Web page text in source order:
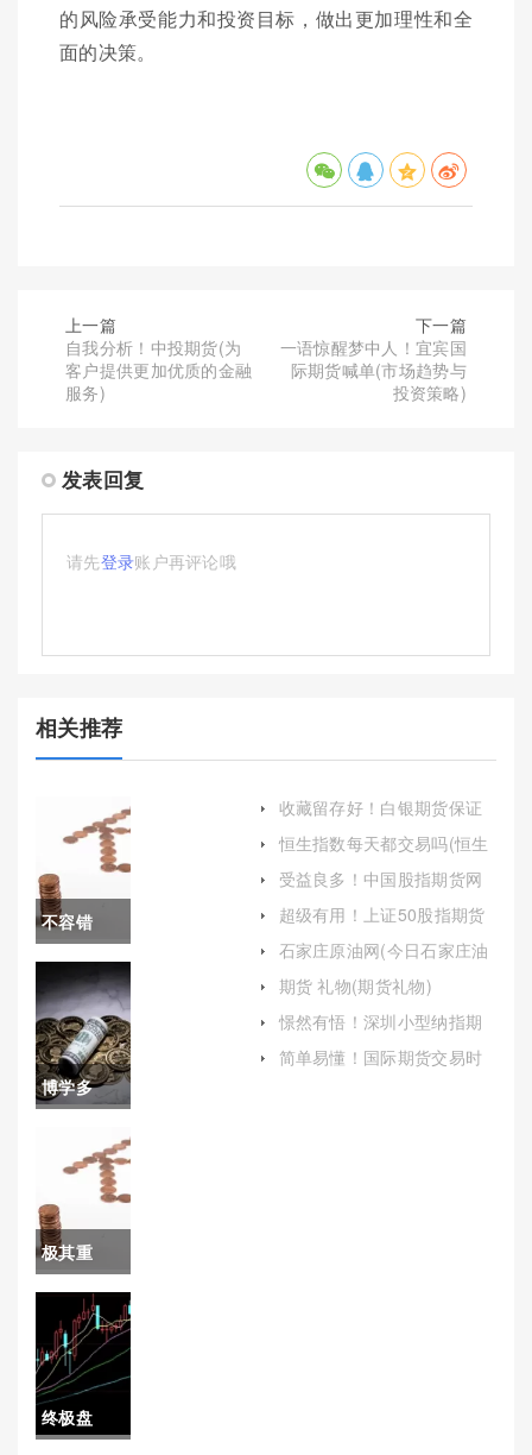
的风险承受能力和投资目标，做出更加理性和全
面的决策。
上一篇
自我分析！中投期货(为
客户提供更加优质的金融
服务)
下一篇
一语惊醒梦中人！宜宾国
际期货喊单(市场趋势与
投资策略)
发表回复
请先登录账户再评论哦
相关推荐
不容错
过！石油
期货交易
喊单员资
格(石油期
货怎么交
易盈利原
理)
博学多
期货直播
喊单（帮
助投资者
在复杂多
变的市场
环境中做
极其重
要！期货
沪锌手续
费(期货沪
锌手续费
终极盘
收藏留存好！白银期货保证
金（根据市场情况进行调
整）
恒生指数每天都交易吗(恒生
指数每天交易时间)
受益良多！中国股指期货网
(中国证券期货网)
超级有用！上证50股指期货
(金融衍生品市场重要工具)
石家庄原油网(今日石家庄油
价)
期货 礼物(期货礼物)
憬然有悟！深圳小型纳指期
货开户（帮助投资者更好地
了解和参与这一市场）
简单易懂！国际期货交易时